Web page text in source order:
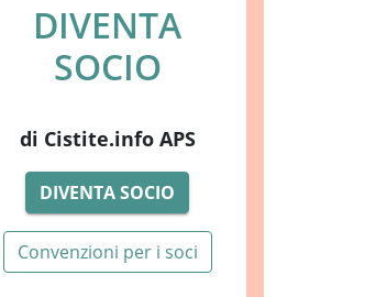
DIVENTA
SOCIO
di Cistite.info APS
DIVENTA SOCIO
Convenzioni per i soci